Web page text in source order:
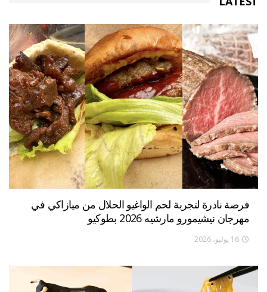
فرصة نادرة لتجربة لحم الواغيو الحلال من ميازاكي في
مهرجان نيشيمورو مارشيه 2026 بطوكيو
16 يوليو، 2026